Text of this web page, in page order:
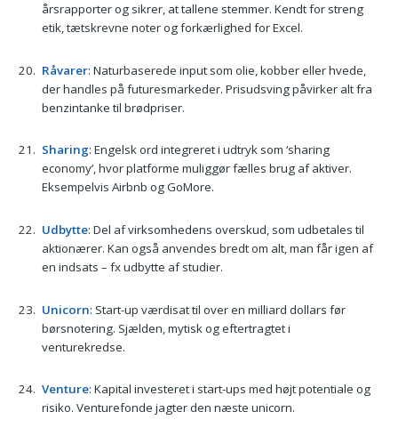
årsrapporter og sikrer, at tallene stemmer. Kendt for streng
etik, tætskrevne noter og forkærlighed for Excel.
Råvarer: Naturbaserede input som olie, kobber eller hvede,
der handles på futuresmarkeder. Prisudsving påvirker alt fra
benzintanke til brødpriser.
Sharing: Engelsk ord integreret i udtryk som ‘sharing
economy’, hvor platforme muliggør fælles brug af aktiver.
Eksempelvis Airbnb og GoMore.
Udbytte: Del af virksomhedens overskud, som udbetales til
aktionærer. Kan også anvendes bredt om alt, man får igen af
en indsats – fx udbytte af studier.
Unicorn: Start-up værdisat til over en milliard dollars før
børsnotering. Sjælden, mytisk og eftertragtet i
venturekredse.
Venture: Kapital investeret i start-ups med højt potentiale og
risiko. Venturefonde jagter den næste unicorn.